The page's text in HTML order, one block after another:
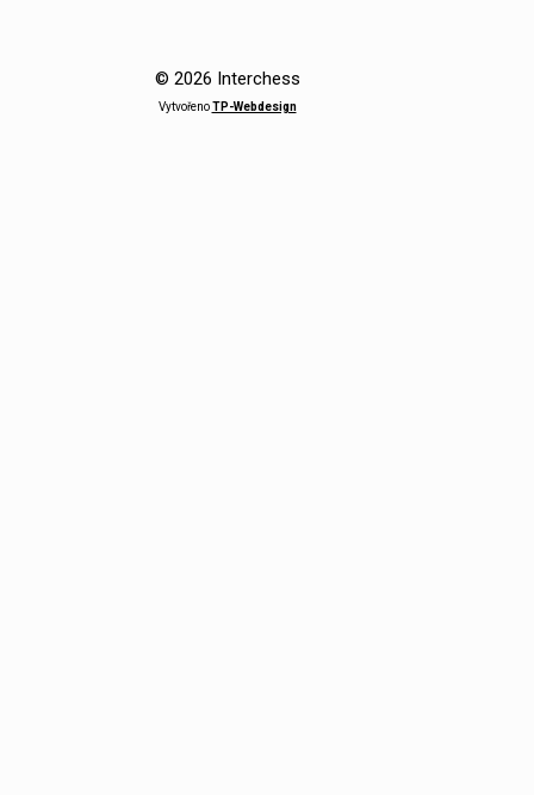
© 2026 Interchess
VytvořenoTP-Webdesign